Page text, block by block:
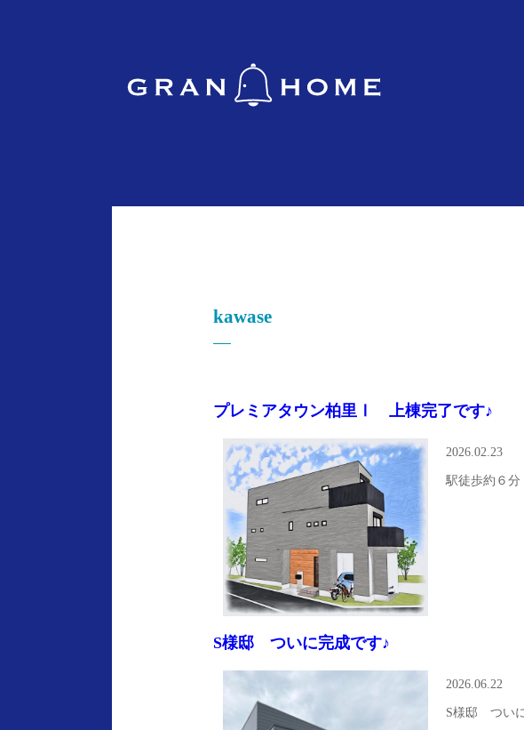
kawase
プレミアタウン柏里Ⅰ 上棟完了です♪
2026.02.23
駅徒歩約６
S様邸 ついに完成です♪
2026.06.22
S様邸 つい